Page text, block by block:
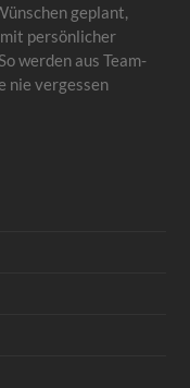
geplant,
persönlicher
werden aus Team-
nie vergessen